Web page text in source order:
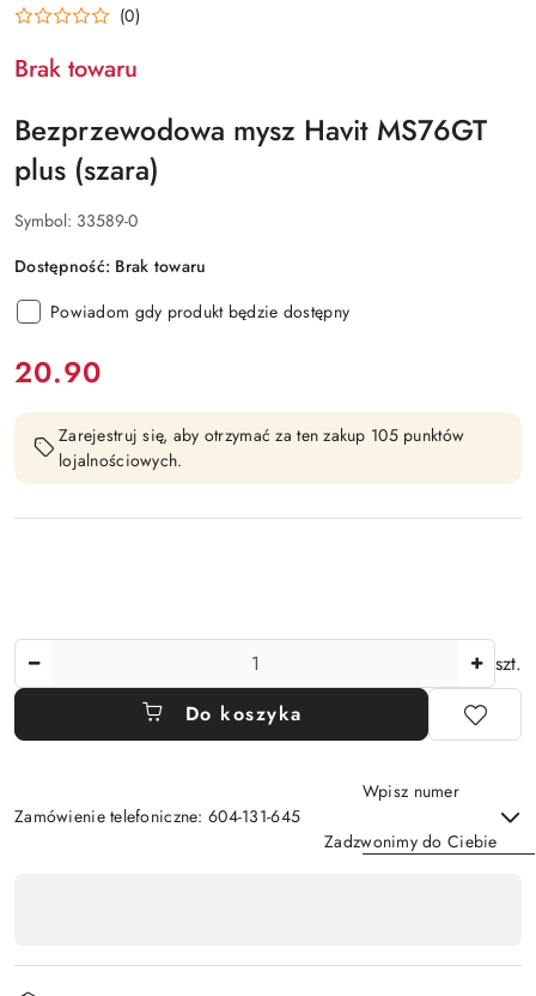
(0)
Brak towaru
Bezprzewodowa mysz Havit MS76GT
plus (szara)
Symbol: 33589-0
Dostępność: Brak towaru
Powiadom gdy produkt będzie dostępny
cena:
20.90
Zarejestruj się, aby otrzymać za ten zakup 105 punktów
lojalnościowych.
szt.
Do koszyka
Zamówienie telefoniczne: 604-131-645
Wpisz numer
Zadzwonimy do Ciebie
płatność